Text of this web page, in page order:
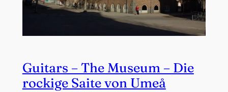
Guitars – The Museum – Die
rockige Saite von Umeå